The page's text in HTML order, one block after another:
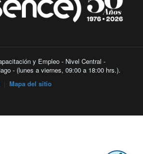
y Empleo - Nivel Central -
- (lunes a viernes, 09:00 a 18:00 hrs.).
Mapa del sitio